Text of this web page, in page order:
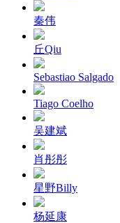
秦伟
丘Qiu
Sebastiao Salgado
Tiago Coelho
吴建斌
肖彤彤
星野Billy
杨延康